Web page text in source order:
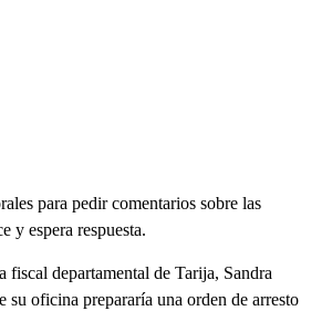
para pedir comentarios sobre las
y espera respuesta.
fiscal departamental de Tarija, Sandra
su oficina prepararía una orden de arresto